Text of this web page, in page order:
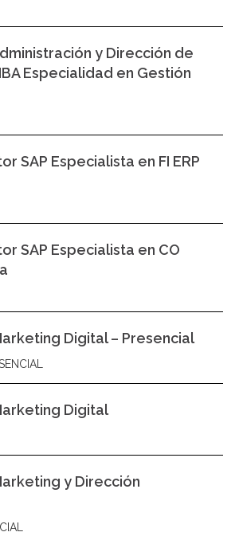
y Dirección de
Especialidad en Gestión
SAP Especialista en FI ERP
SAP Especialista en CO
Digital – Presencial
Digital
y Dirección